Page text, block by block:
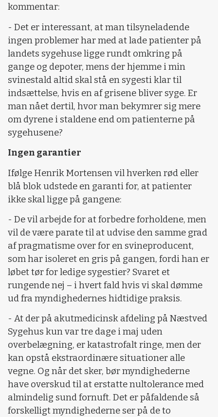
kommentar:
- Det er interessant, at man tilsyneladende
ingen problemer har med at lade patienter på
landets sygehuse ligge rundt omkring på
gange og depoter, mens der hjemme i min
svinestald altid skal stå en sygesti klar til
indsættelse, hvis en af grisene bliver syge. Er
man nået dertil, hvor man bekymrer sig mere
om dyrene i staldene end om patienterne på
sygehusene?
Ingen garantier
Ifølge Henrik Mortensen vil hverken rød eller
blå blok udstede en garanti for, at patienter
ikke skal ligge på gangene:
- De vil arbejde for at forbedre forholdene, men
vil de være parate til at udvise den samme grad
af pragmatisme over for en svineproducent,
som har isoleret en gris på gangen, fordi han er
løbet tør for ledige sygestier? Svaret et
rungende nej – i hvert fald hvis vi skal dømme
ud fra myndighedernes hidtidige praksis.
- At der på akutmedicinsk afdeling på Næstved
Sygehus kun var tre dage i maj uden
overbelægning, er katastrofalt ringe, men der
kan opstå ekstraordinære situationer alle
vegne. Og når det sker, bør myndighederne
have overskud til at erstatte nultolerance med
almindelig sund fornuft. Det er påfaldende så
forskelligt myndighederne ser på de to